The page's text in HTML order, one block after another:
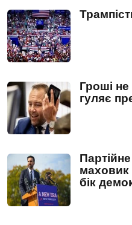
Гроші
гуляє
маховик
бік